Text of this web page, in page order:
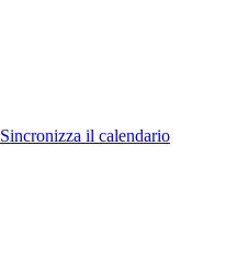
Sincronizza il calendario